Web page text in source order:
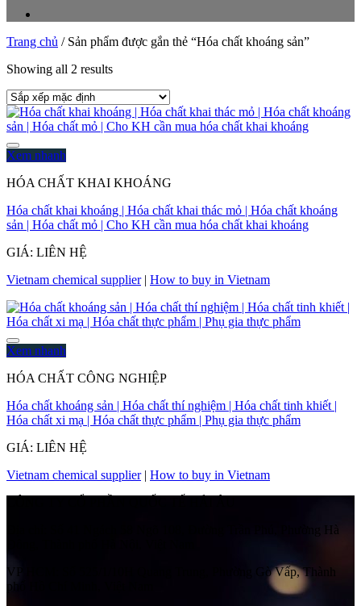
Trang chủ /Sản phẩm được gắn thẻ “Hóa chất khoáng sản”
Showing all 2 results
Xem nhanh
HÓA CHẤT KHAI KHOÁNG
Hóa chất khai khoáng | Hóa chất khai thác mỏ | Hóa chất khoáng
sản | Hóa chất mỏ | Cho KH cần mua hóa chất khai khoáng
GIÁ: LIÊN HỆ
Vietnam chemical supplier| How to buy in Vietnam
Xem nhanh
HÓA CHẤT CÔNG NGHIỆP
Hóa chất khoáng sản | Hóa chất thí nghiệm | Hóa chất tinh khiết |
Hóa chất xi mạ | Hóa chất thực phẩm | Phụ gia thực phẩm
GIÁ: LIÊN HỆ
Vietnam chemical supplier| How to buy in Vietnam
Số 41 Ngách 58 Ngõ 108, Đường Trần Phú, Phường Hà
VP HCM:
Số 525/1/10H Quang Trung, Phường Gò Vấp, Thành
phố Hồ Chí Minh, Việt Nam